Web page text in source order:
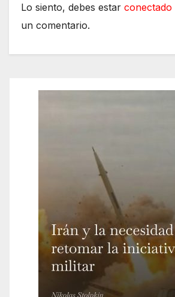
Lo siento, debes estar conectado
un comentario.